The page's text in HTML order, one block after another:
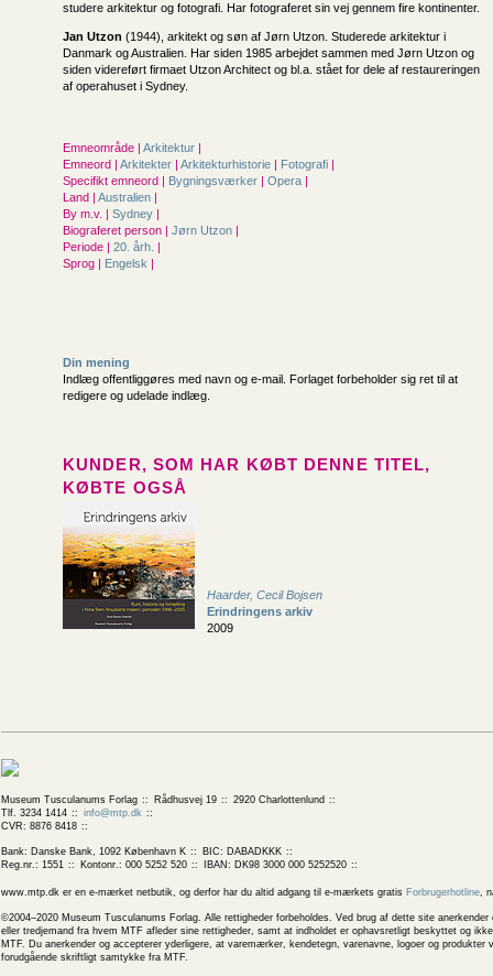
studere arkitektur og fotografi. Har fotograferet sin vej gennem fire kontinenter.
Jan Utzon (1944), arkitekt og søn af Jørn Utzon. Studerede arkitektur i
Danmark og Australien. Har siden 1985 arbejdet sammen med Jørn Utzon og
siden videreført firmaet Utzon Architect og bl.a. stået for dele af restaureringen
af operahuset i Sydney.
Emneområde | Arkitektur |
Emneord | Arkitekter | Arkitekturhistorie | Fotografi |
Specifikt emneord | Bygningsværker | Opera |
Land | Australien |
By m.v. | Sydney |
Biograferet person | Jørn Utzon |
Periode | 20. årh. |
Sprog | Engelsk |
Din mening
Indlæg offentliggøres med navn og e-mail. Forlaget forbeholder sig ret til at
redigere og udelade indlæg.
KUNDER, SOM HAR KØBT DENNE TITEL,
KØBTE OGSÅ
Haarder, Cecil Bojsen
Erindringens arkiv
2009
Museum Tusculanums Forlag Rådhusvej 19
2920 Charlottenlund
Tlf. 3234 1414
info@mtp.dk
CVR: 8876 8418
Bank: Danske Bank, 1092 København K
BIC: DABADKKK
Reg.nr.: 1551
Kontonr.: 000 5252 520 IBAN: DK98 3000 000 5252520
www.mtp.dk er en e-mærket netbutik, og derfor har du altid adgang til e-mærkets gratis Forbrugerhotline,
©2004–2020 Museum Tusculanums Forlag. Alle rettigheder forbeholdes. Ved brug af dette site
eller tredjemand fra hvem MTF afleder sine rettigheder, samt at indholdet er ophavsretligt beskyttet og
MTF. Du anerkender og accepterer yderligere, at varemærker, kendetegn, varenavne, logoer og
forudgående skriftligt samtykke fra MTF.